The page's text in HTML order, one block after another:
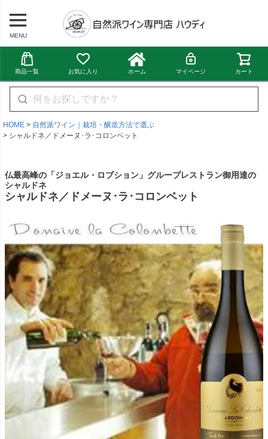
MENU
商品一覧 お気に入り ホーム マイページ カート
HOME
自然派ワイン｜栽培・醸造方法で選ぶ
シャルドネ／ドメーヌ･ラ･コロンベット
仏最高峰の「ジョエル・ロブション」グループレストラン御用達の
シャルドネ
シャルドネ／ドメーヌ･ラ･コロンベット